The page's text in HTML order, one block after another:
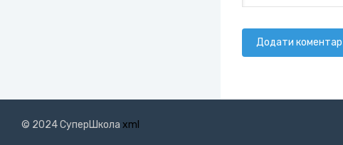
Додати коментар
© 2024 СуперШкола xml